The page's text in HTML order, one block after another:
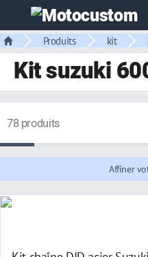
Produits kit
Kit suzuki
78 produits
Affiner